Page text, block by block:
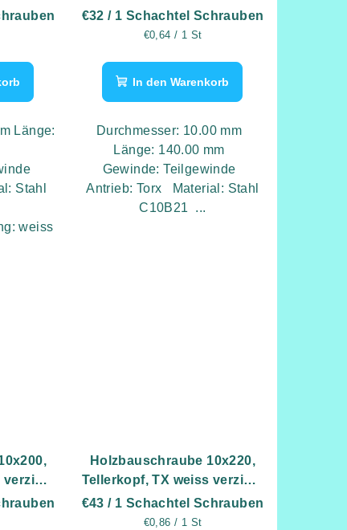
Länge:
Stahl
weiss
- 50 Stk
€32/ 1 Schachtel Schrauben
Verkaufspreis:
€0,64 / 1 St
In den Warenkorb
Durchmesser: 10.00 mm
Länge: 140.00 mm
Gewinde: Teilgewinde
Antrieb: Torx Material: Stahl
C10B21 ...
Holzbauschraube 10x220,
Tellerkopf, TX weiss verzinkt
- 50 Stk
€43/ 1 Schachtel Schrauben
Verkaufspreis:
€0,86 / 1 St